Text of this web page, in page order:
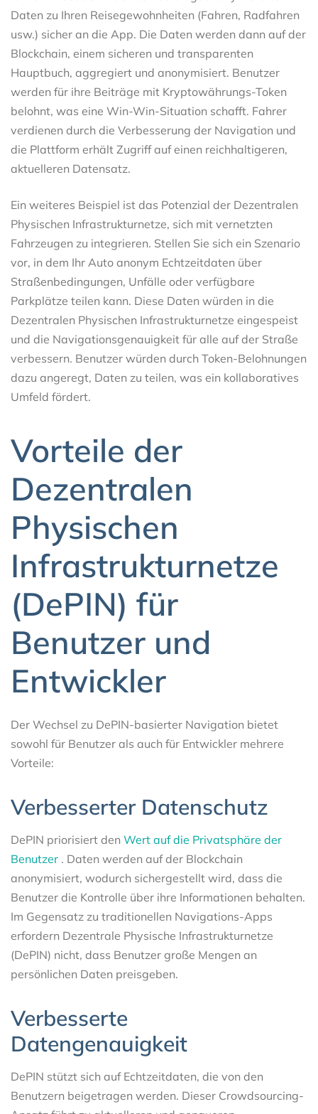
Daten zu Ihren Reisegewohnheiten (Fahren, Radfahren
usw.) sicher an die App. Die Daten werden dann auf der
Blockchain, einem sicheren und transparenten
Hauptbuch, aggregiert und anonymisiert. Benutzer
werden für ihre Beiträge mit Kryptowährungs-Token
belohnt, was eine Win-Win-Situation schafft. Fahrer
verdienen durch die Verbesserung der Navigation und
die Plattform erhält Zugriff auf einen reichhaltigeren,
aktuelleren Datensatz.
Ein weiteres Beispiel ist das Potenzial der Dezentralen
Physischen Infrastrukturnetze, sich mit vernetzten
Fahrzeugen zu integrieren. Stellen Sie sich ein Szenario
vor, in dem Ihr Auto anonym Echtzeitdaten über
Straßenbedingungen, Unfälle oder verfügbare
Parkplätze teilen kann. Diese Daten würden in die
Dezentralen Physischen Infrastrukturnetze eingespeist
und die Navigationsgenauigkeit für alle auf der Straße
verbessern. Benutzer würden durch Token-Belohnungen
dazu angeregt, Daten zu teilen, was ein kollaboratives
Umfeld fördert.
Vorteile der
Dezentralen
Physischen
Infrastrukturnetze
(DePIN) für
Benutzer und
Entwickler
Der Wechsel zu DePIN-basierter Navigation bietet
sowohl für Benutzer als auch für Entwickler mehrere
Vorteile:
Verbesserter Datenschutz
DePIN priorisiert den Wert auf die Privatsphäre der
Benutzer . Daten werden auf der Blockchain
anonymisiert, wodurch sichergestellt wird, dass die
Benutzer die Kontrolle über ihre Informationen behalten.
Im Gegensatz zu traditionellen Navigations-Apps
erfordern Dezentrale Physische Infrastrukturnetze
(DePIN) nicht, dass Benutzer große Mengen an
persönlichen Daten preisgeben.
Verbesserte
Datengenauigkeit
DePIN stützt sich auf Echtzeitdaten, die von den
Benutzern beigetragen werden. Dieser Crowdsourcing-